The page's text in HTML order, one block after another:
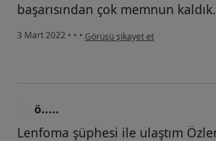
başarısından çok memnun kaldık.
3 Mart 2022 • • • kullanıcının görüşüne göre d.....
Görüşü şikayet et
ö.....
Lenfoma şüphesi ile ulaştım